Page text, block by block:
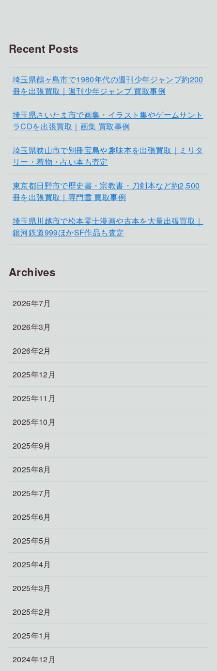
Recent Posts
埼玉県鶴ヶ島市で1980年代の週刊少年ジャンプ約200
冊を出張買取｜週刊少年ジャンプ 買取事例
埼玉県さいたま市で画集・イラスト集やゲームサント
ラCDを出張買取｜画集 買取事例
埼玉県狭山市で別冊宝島や趣味本を出張買取｜ミリタ
リー・着物・占い本も査定
東京都日野市で歴史書・宗教書・刀剣本など約2,500
冊を出張買取｜専門書 買取事例
埼玉県川越市で松本零士漫画や古本を大量出張買取｜
銀河鉄道999ほかSF作品も査定
Archives
2026年7月
2026年3月
2026年2月
2025年12月
2025年11月
2025年10月
2025年9月
2025年8月
2025年7月
2025年6月
2025年5月
2025年4月
2025年3月
2025年2月
2025年1月
2024年12月